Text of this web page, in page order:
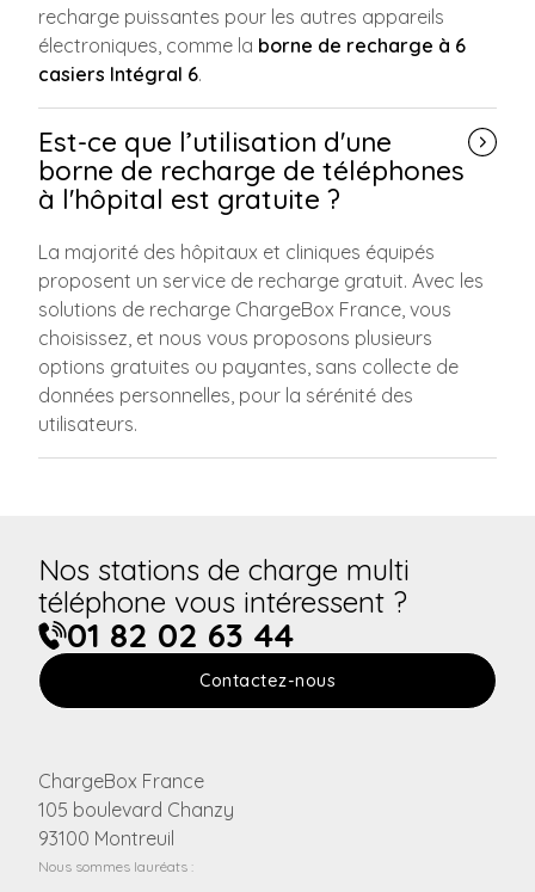
recharge puissantes pour les autres appareils
électroniques, comme la borne de recharge à 6
casiers Intégral 6.
Est-ce que l’utilisation d'une
borne de recharge de téléphones
à l'hôpital est gratuite ?
La majorité des hôpitaux et cliniques équipés
proposent un service de recharge gratuit. Avec les
solutions de recharge ChargeBox France, vous
choisissez, et nous vous proposons plusieurs
options gratuites ou payantes, sans collecte de
données personnelles, pour la sérénité des
utilisateurs.
Nos stations de charge multi
téléphone vous intéressent ?
01 82 02 63 44
Contactez-nous
ChargeBox France
105 boulevard Chanzy
93100 Montreuil
Nous sommes lauréats :